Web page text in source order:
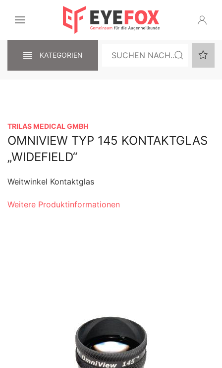
KATEGORIEN
TRILAS MEDICAL GMBH
OMNIVIEW TYP 145 KONTAKTGLAS
„WIDEFIELD“
Weitwinkel Kontaktglas
Weitere Produktinformationen